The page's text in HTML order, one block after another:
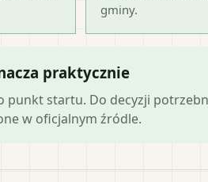
gminy.
praktycznie
startu. Do decyzji
w oficjalnym źródle.